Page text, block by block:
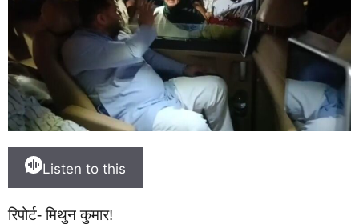
Listen to this
रिपोर्ट- मिथुन कुमार!